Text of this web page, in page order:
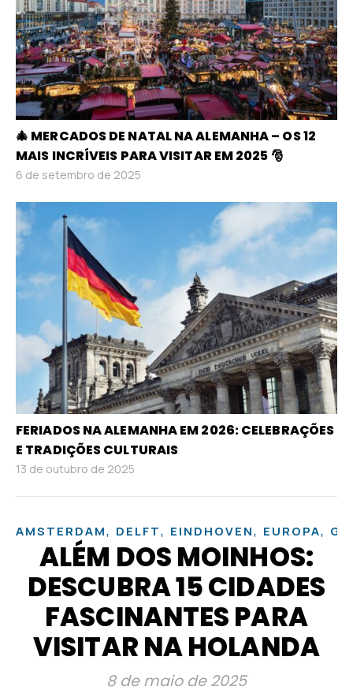
🎄 MERCADOS DE NATAL NA ALEMANHA – OS 12
MAIS INCRÍVEIS PARA VISITAR EM 2025 🎅
6 de setembro de 2025
FERIADOS NA ALEMANHA EM 2026: CELEBRAÇÕES
E TRADIÇÕES CULTURAIS
13 de outubro de 2025
AMSTERDAM, DELFT, EINDHOVEN, EUROPA,
ALÉM DOS MOINHOS:
DESCUBRA 15 CIDADES
FASCINANTES PARA
VISITAR NA HOLANDA
8 de maio de 2025